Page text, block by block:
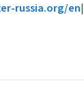
russia.org/en|